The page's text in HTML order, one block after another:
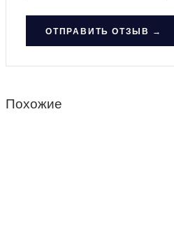
ОТПРАВИТЬ ОТЗЫВ →
Похожие